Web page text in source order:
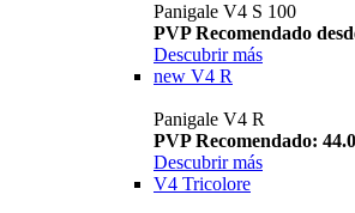
Panigale V4 S 100
PVP Recomendado
Descubrir más
new V4 R
Panigale V4 R
PVP Recomendado:
Descubrir más
V4 Tricolore